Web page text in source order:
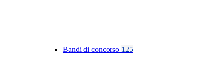
Bandi di concorso 125